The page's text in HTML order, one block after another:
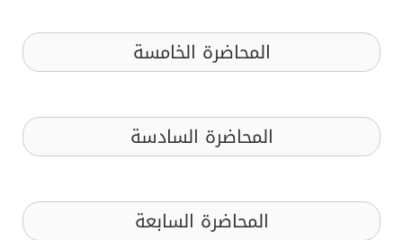
المحاضرة الخامسة
المحاضرة السادسة
المحاضرة السابعة